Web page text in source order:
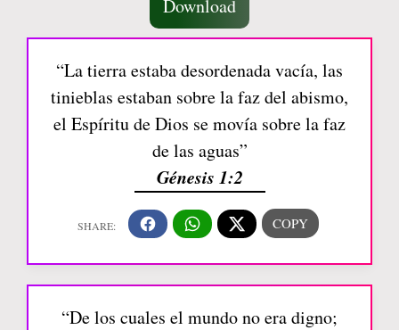
Download
“La tierra estaba desordenada vacía, las
tinieblas estaban sobre la faz del abismo,
el Espíritu de Dios se movía sobre la faz
de las aguas”
Génesis 1:2
“De los cuales el mundo no era digno;